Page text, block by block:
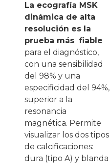
La ecografía MSK
dinámica de alta
resolución es la
prueba más fiable
para el diagnóstico,
con una sensibilidad
del 98% y una
especificidad del 94%,
superior a la
resonancia
magnética. Permite
visualizar los dos tipos
de calcificaciones:
dura (tipo A) y blanda